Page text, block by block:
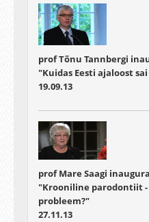
prof Tõnu Tannbergi
"Kuidas Eesti ajaloost
19.09.13
prof Mare Saagi
"Krooniline parodontiit
probleem?"
27.11.13